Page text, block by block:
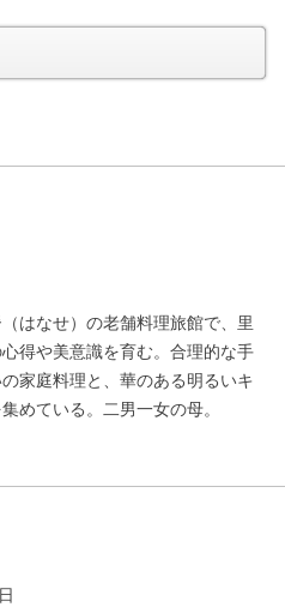
はなせ）の老舗料理旅館で、里
得や美意識を育む。合理的な手
家庭料理と、華のある明るいキ
めている。二男一女の母。